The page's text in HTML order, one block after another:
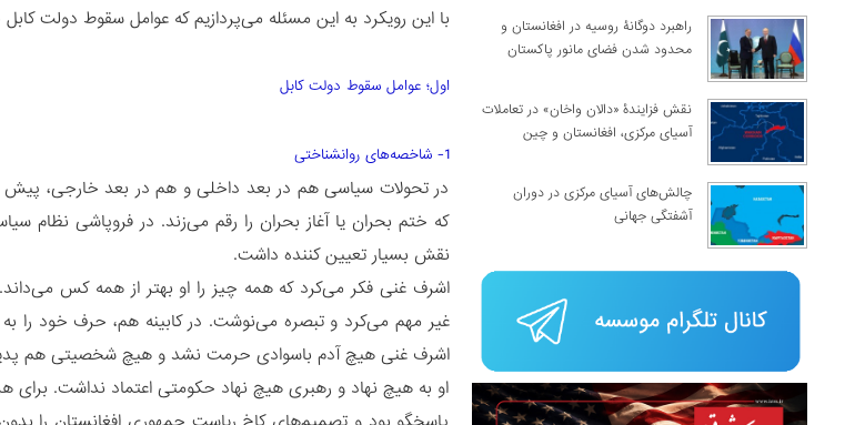
با این رویکرد به این مسئله می‌پردازیم که عوامل سقوط دولت
اول؛ عوامل سقوط دولت کابل
1- شاخصه‌های روانشناختی
در تحولات سیاسی هم در بعد داخلی و هم در بعد خارجی، پیش
که ختم بحران یا آغاز بحران را رقم می‌زند. در فروپاشی نظام
نقش بسیار تعیین کننده داشت.
اشرف غنی فکر می‌کرد که همه چیز را او بهتر از همه کس
غیر مهم می‌کرد و تبصره می‌نوشت. در کابینه هم، حرف خود را به
اشرف غنی هیچ آدم باسوادی حرمت نشد و هیچ شخصیتی هم
او به هیچ نهاد و رهبری هیچ نهاد حکومتی اعتماد نداشت. برای
راهبرد دوگانۀ روسیه در افغانستان و
محدود شدن فضای مانور پاکستان
نقش فزایندۀ «دالان واخان» در تعاملات
آسیای مرکزی، افغانستان و چین
چالش‌های آسیای مرکزی در دوران
آشفتگی جهانی